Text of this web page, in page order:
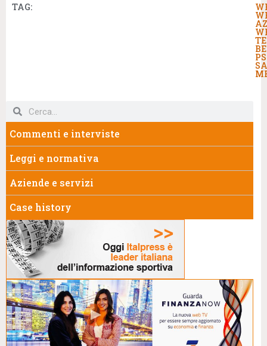
TAG:
Commenti e interviste
Leggi e normativa
Aziende e servizi
Case history